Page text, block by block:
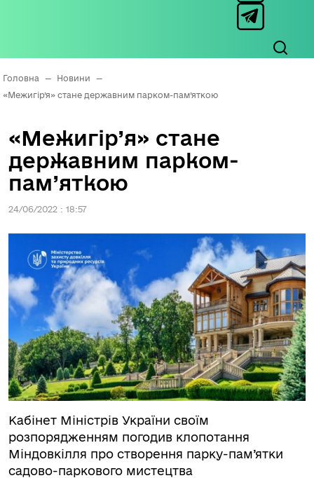
Головна — Новини
—
«Межигір’я» стане державним парком-пам’яткою
«Межигір’я» стане
державним парком-
пам’яткою
24/06/2022 : 18:57
Кабінет Міністрів України своїм
розпорядженням погодив клопотання
Міндовкілля про створення парку-пам’ятки
садово-паркового мистецтва